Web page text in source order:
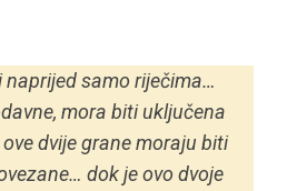
naprijed samo riječima…
mora biti uključena
dvije grane moraju biti
dok je ovo dvoje